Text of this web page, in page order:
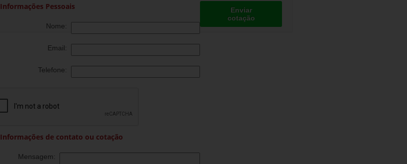
Informações Pessoais
Nome:
Email:
Telefone:
Informações de contato ou cotação
Mensagem:
Enviar
cotação